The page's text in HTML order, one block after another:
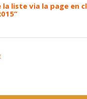
liste via la page en